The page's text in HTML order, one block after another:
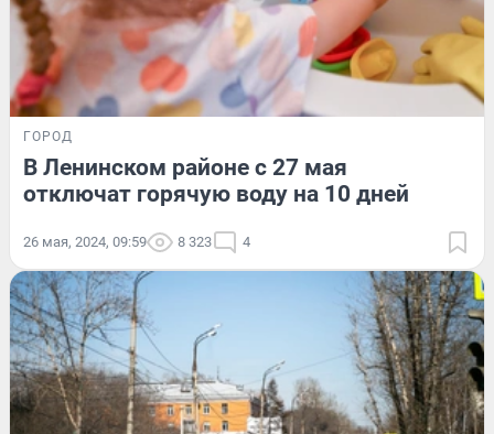
ГОРОД
В Ленинском районе с 27 мая
отключат горячую воду на 10 дней
26 мая, 2024, 09:59 8 323 4